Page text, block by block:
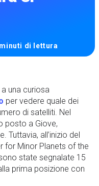
di lettura
una curiosa
per vedere quale dei
di satelliti. Nel
posto a Giove,
Tuttavia, all’inizio del
for Minor Planets of the
state segnalate 15
prima posizione con